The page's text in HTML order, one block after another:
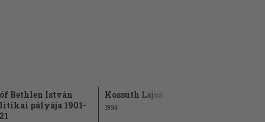
Bethlen István
pályája 1901-
Kossuth Lajos
1994